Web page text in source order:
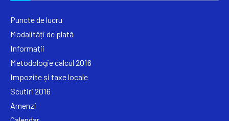
Puncte de lucru
Modalități de plată
Informații
Metodologie calcul 2016
Impozite și taxe locale
Scutiri 2016
Amenzi